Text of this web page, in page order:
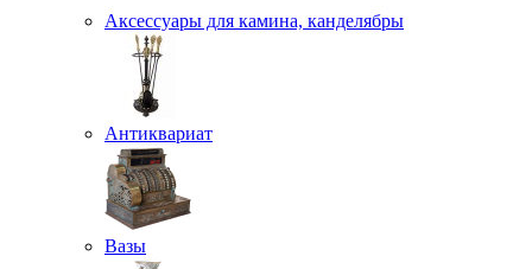
Аксессуары для камина, канделябры
Антиквариат
Вазы